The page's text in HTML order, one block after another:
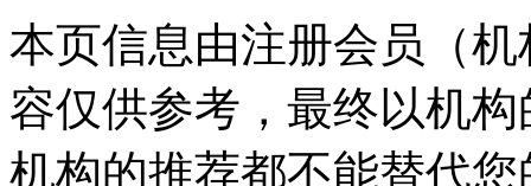
本页信息由注册会员（
容仅供参考，最终以机
机构的推荐都不能替代